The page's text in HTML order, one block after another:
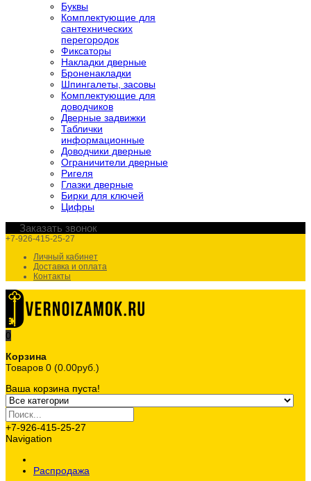
Буквы
Комплектующие для
сантехнических
перегородок
Фиксаторы
Накладки дверные
Броненакладки
Шпингалеты, засовы
Комплектующие для
доводчиков
Дверные задвижки
Таблички
информационные
Доводчики дверные
Ограничители дверные
Ригеля
Глазки дверные
Бирки для ключей
Цифры
Заказать звонок
+7-926-415-25-27
Личный кабинет
Доставка и оплата
Контакты
0
Корзина
Товаров 0 (0.00руб.)
Ваша корзина пуста!
+7-926-415-25-27
Navigation
Распродажа